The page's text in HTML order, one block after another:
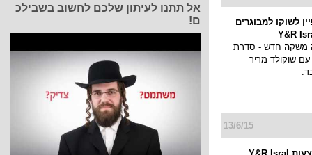
אל תתנו לעיתון שלכם לחשוב בשבילכ
ם!
לשוקו למבוגרים
משקה חדש - סדרת
שוקולד מריר
13/6/15